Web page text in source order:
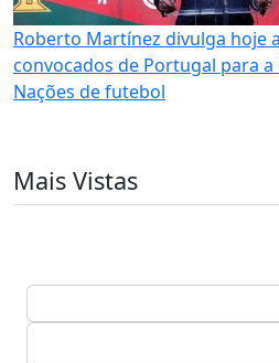
Roberto Martínez divulga hoje
convocados de Portugal para
Nações de futebol
Mais Vistas